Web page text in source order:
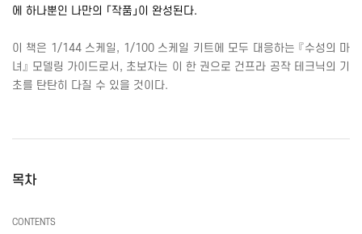
에 하나뿐인 나만의 「작품」이 완성된다.
이 책은 1/144 스케일 , 1/100 스케일 키트에 모두 대응하는 『수성의 마
녀』 모델링 가이드로서 , 초보자는 이 한 권으로 건프라 공작 테크닉의 기
초를 탄탄히 다질 수 있을 것이다.
목차
CONTENTS